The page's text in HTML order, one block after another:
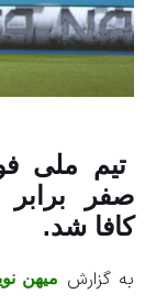
تیم ملی
صفر برابر
کافا شد.
به گزارش میهن